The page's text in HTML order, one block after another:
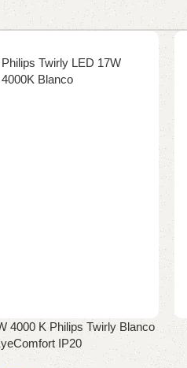
4000 K Philips Twirly Blanco
IP20